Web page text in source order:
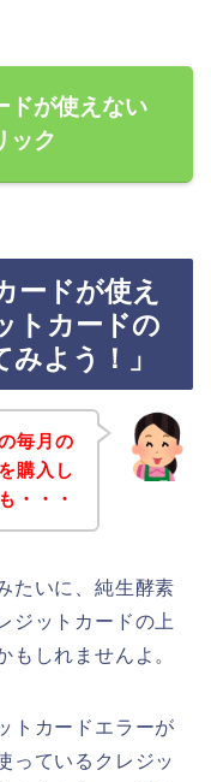
ドが使えない
ック
ードが使え
トカードの
よう！」
毎月の
購入し
・・・
たいに、純生酵素
ジットカードの上
もしれませんよ。
トカードエラーが
っているクレジッ